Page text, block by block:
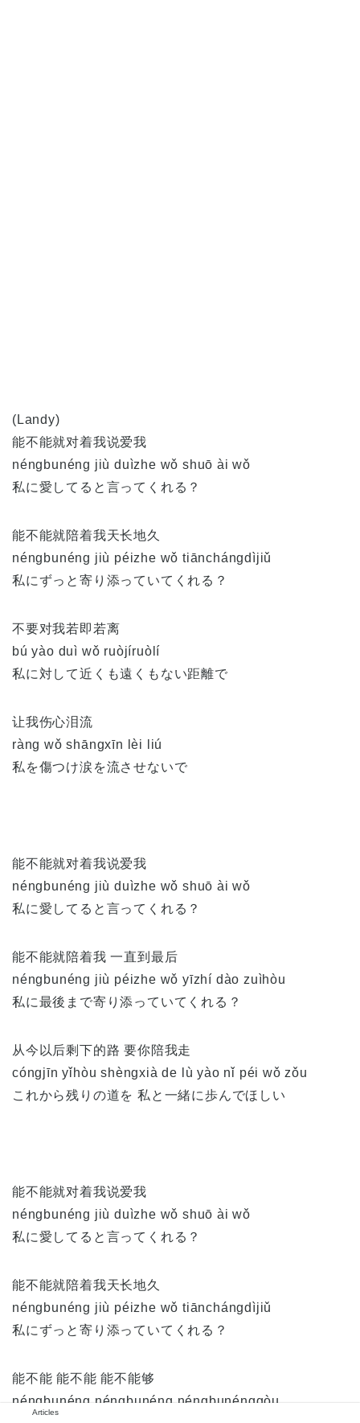
(Landy)
能不能就对着我说爱我
néngbunéng jiù duìzhe wǒ shuō ài wǒ
私に愛してると言ってくれる？
能不能就陪着我天长地久
néngbunéng jiù péizhe wǒ tiānchángdìjiǔ
私にずっと寄り添っていてくれる？
不要对我若即若离
bú yào duì wǒ ruòjíruòlí
私に対して近くも遠くもない距離で
让我伤心泪流
ràng wǒ shāngxīn lèi liú
私を傷つけ涙を流させないで
能不能就对着我说爱我
néngbunéng jiù duìzhe wǒ shuō ài wǒ
私に愛してると言ってくれる？
能不能就陪着我 一直到最后
néngbunéng jiù péizhe wǒ yīzhí dào zuìhòu
私に最後まで寄り添っていてくれる？
从今以后剩下的路 要你陪我走
cóngjīn yǐhòu shèngxià de lù yào nǐ péi wǒ zǒu
これから残りの道を 私と一緒に歩んでほしい
能不能就对着我说爱我
néngbunéng jiù duìzhe wǒ shuō ài wǒ
私に愛してると言ってくれる？
能不能就陪着我天长地久
néngbunéng jiù péizhe wǒ tiānchángdìjiǔ
私にずっと寄り添っていてくれる？
能不能 能不能 能不能够
néngbunéng néngbunéng néngbunénggòu
Articles